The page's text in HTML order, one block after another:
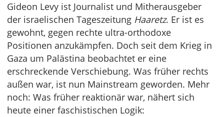
Gideon Levy ist Journalist und Mitherausgeber
der israelischen Tageszeitung Haaretz. Er ist es
gewohnt, gegen rechte ultra-orthodoxe
Positionen anzukämpfen. Doch seit dem Krieg in
Gaza um Palästina beobachtet er eine
erschreckende Verschiebung. Was früher rechts
außen war, ist nun Mainstream geworden. Mehr
noch: Was früher reaktionär war, nähert sich
heute einer faschistischen Logik: